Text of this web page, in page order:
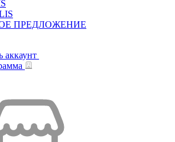
ПРЕДЛОЖЕНИЕ
аккаунт